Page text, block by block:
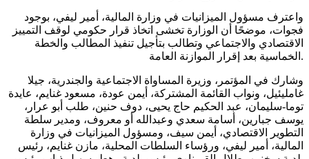
واعترف مسؤول الميزانيات في وزارة المالية، أمير ليفي، بوجود
فجوات، موضحًا أن الوزارة تخشى اتخاذ قرار حكومي لوقف التمييز
الاقتصادي والاجتماعي وتطالب بتأجيل تنفيذ المطالب والخطة
الخماسية بعد إقرار الموازنة العامة.
وشارك في المؤتمر، وزيرة المساواة الاجتماعية والجندرية، جيلا
غامليئيل، ونواب القائمة المشتركة، أيمن عودة، مسعود غنايم، عايدة
توما-سليمان، عبد الحكيم حاج يحيى، دوف حنين، طلب أبو عرار،
يوسف جبارين، أسامة سعدي وعبدالله أو معروف، ومدير سلطة
التطوير الاقتصادي، أيمن سيف، ومسؤول الميزانيات في وزارة
المالية، أمير ليفي، ورؤساء السلطات المحلية، مازن غنايم، رئيس